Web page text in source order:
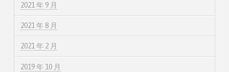
2021 年 9 月
2021 年 8 月
2021 年 2 月
2019 年 10 月